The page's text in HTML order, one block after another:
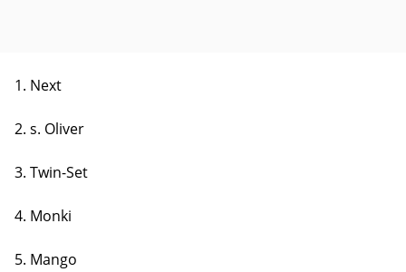
1. Next
2. s. Oliver
3. Twin-Set
4. Monki
5. Mango